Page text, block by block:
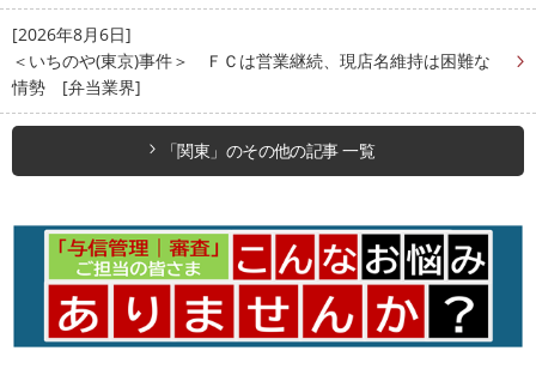
[2026年8月6日]
＜いちのや(東京)事件＞ ＦＣは営業継続、現店名維持は困難な
情勢 [弁当業界]
「関東」のその他の記事 一覧